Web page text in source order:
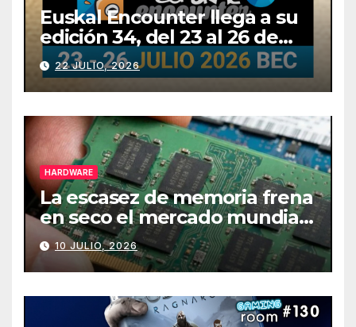
Euskal Encounter llega a su
edición 34, del 23 al 26 de
julio
22 JULIO, 2026
HARDWARE
La escasez de memoria frena
en seco el mercado mundial
de PCs
10 JULIO, 2026